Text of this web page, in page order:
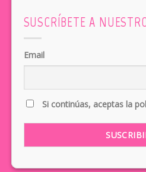
SUSCRÍBETE A
Email
Si continúas, aceptas la